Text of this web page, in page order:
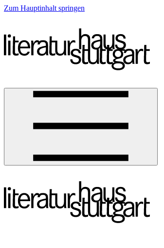
Zum Hauptinhalt springen